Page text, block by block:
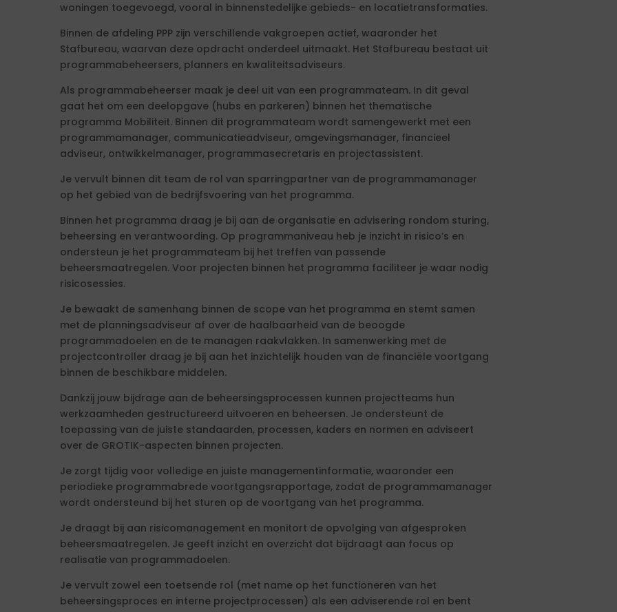
woningen toegevoegd, vooral in binnenstedelijke gebieds- en locatietransformaties.
Binnen de afdeling PPP zijn verschillende vakgroepen actief, waaronder het
Stafbureau, waarvan deze opdracht onderdeel uitmaakt. Het Stafbureau bestaat uit
programmabeheersers, planners en kwaliteitsadviseurs.
Als programmabeheerser maak je deel uit van een programmateam. In dit geval
gaat het om een deelopgave (hubs en parkeren) binnen het thematische
programma Mobiliteit. Binnen dit programmateam wordt samengewerkt met een
programmamanager, communicatieadviseur, omgevingsmanager, financieel
adviseur, ontwikkelmanager, programmasecretaris en projectassistent.
Je vervult binnen dit team de rol van sparringpartner van de programmamanager
op het gebied van de bedrijfsvoering van het programma.
Binnen het programma draag je bij aan de organisatie en advisering rondom sturing,
beheersing en verantwoording. Op programmaniveau heb je inzicht in risico’s en
ondersteun je het programmateam bij het treffen van passende
beheersmaatregelen. Voor projecten binnen het programma faciliteer je waar nodig
risicosessies.
Je bewaakt de samenhang binnen de scope van het programma en stemt samen
met de planningsadviseur af over de haalbaarheid van de beoogde
programmadoelen en de te managen raakvlakken. In samenwerking met de
projectcontroller draag je bij aan het inzichtelijk houden van de financiële voortgang
binnen de beschikbare middelen.
Dankzij jouw bijdrage aan de beheersingsprocessen kunnen projectteams hun
werkzaamheden gestructureerd uitvoeren en beheersen. Je ondersteunt de
toepassing van de juiste standaarden, processen, kaders en normen en adviseert
over de GROTIK-aspecten binnen projecten.
Je zorgt tijdig voor volledige en juiste managementinformatie, waaronder een
periodieke programmabrede voortgangsrapportage, zodat de programmamanager
wordt ondersteund bij het sturen op de voortgang van het programma.
Je draagt bij aan risicomanagement en monitort de opvolging van afgesproken
beheersmaatregelen. Je geeft inzicht en overzicht dat bijdraagt aan focus op
realisatie van programmadoelen.
Je vervult zowel een toetsende rol (met name op het functioneren van het
beheersingsproces en interne projectprocessen) als een adviserende rol en bent